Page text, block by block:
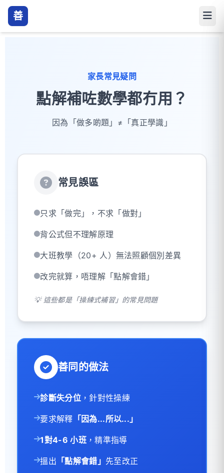
善
家長常見疑問
點解補咗數學都冇用？
因為「做多啲題」≠「真正學識」
常見誤區
只求「做完」，不求「做對」
背公式但不理解原理
大班教學（20+ 人）無法照顧個別差異
改完就算，唔理解「點解會錯」
💡 這些都是「操練式補習」的常見問題
善同的做法
診斷失分位，針對性操練
要求解釋 「因為...所以...」
1對4-6 小班，精準指導
搵出 「點解會錯」 先至改正